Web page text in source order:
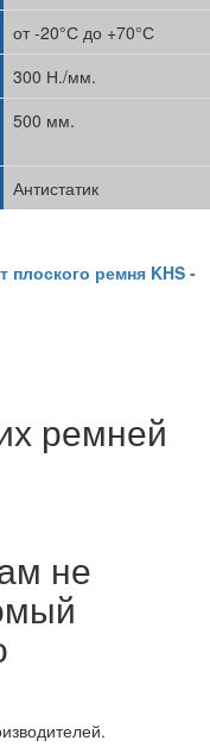
от -20°С до +70°С
300 Н./мм.
500 мм.
Антистатик
плоского ремня KHS -
ремней
не